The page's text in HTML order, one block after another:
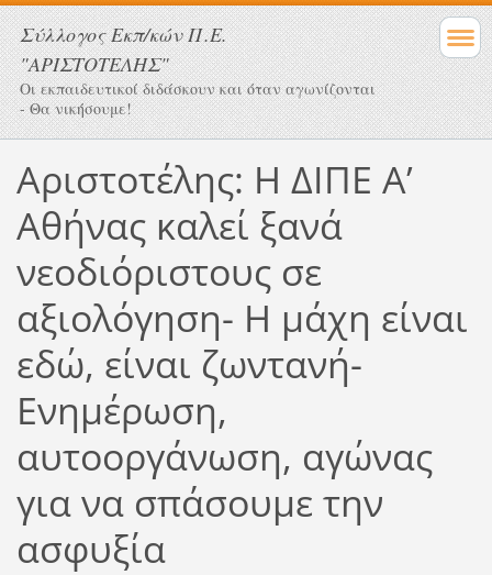
Σύλλογος Eκπ/κών Π.Ε.
"ΑΡΙΣΤΟΤΕΛΗΣ"
Οι εκπαιδευτικοί διδάσκουν και όταν αγωνίζονται
- Θα νικήσουμε!
Αριστοτέλης: Η ΔΙΠΕ Α’
Αθήνας καλεί ξανά
νεοδιόριστους σε
αξιολόγηση- Η μάχη είναι
εδώ, είναι ζωντανή-
Ενημέρωση,
αυτοοργάνωση, αγώνας
για να σπάσουμε την
ασφυξία